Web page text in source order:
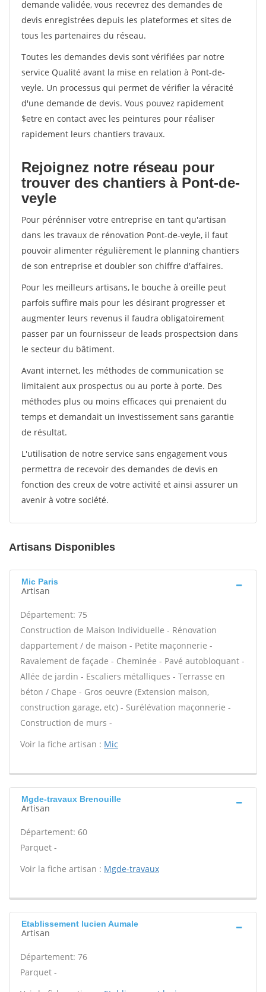
demande validée, vous recevrez des demandes de
devis enregistrées depuis les plateformes et sites de
tous les partenaires du réseau.
Toutes les demandes devis sont vérifiées par notre
service Qualité avant la mise en relation à Pont-de-
veyle. Un processus qui permet de vérifier la véracité
d'une demande de devis. Vous pouvez rapidement
$etre en contact avec les peintures pour réaliser
rapidement leurs chantiers travaux.
Rejoignez notre réseau pour
trouver des chantiers à Pont-de-
veyle
Pour pérénniser votre entreprise en tant qu'artisan
dans les travaux de rénovation Pont-de-veyle, il faut
pouvoir alimenter régulièrement le planning chantiers
de son entreprise et doubler son chiffre d'affaires.
Pour les meilleurs artisans, le bouche à oreille peut
parfois suffire mais pour les désirant progresser et
augmenter leurs revenus il faudra obligatoirement
passer par un fournisseur de leads prospectsion dans
le secteur du bâtiment.
Avant internet, les méthodes de communication se
limitaient aux prospectus ou au porte à porte. Des
méthodes plus ou moins efficaces qui prenaient du
temps et demandait un investissement sans garantie
de résultat.
L'utilisation de notre service sans engagement vous
permettra de recevoir des demandes de devis en
fonction des creux de votre activité et ainsi assurer un
avenir à votre société.
Artisans Disponibles
Mic Paris
Artisan
Département: 75
Construction de Maison Individuelle - Rénovation
dappartement / de maison - Petite maçonnerie -
Ravalement de façade - Cheminée - Pavé autobloquant -
Allée de jardin - Escaliers métalliques - Terrasse en
béton / Chape - Gros oeuvre (Extension maison,
construction garage, etc) - Surélévation maçonnerie -
Construction de murs -
Voir la fiche artisan : Mic
Mgde-travaux Brenouille
Artisan
Département: 60
Parquet -
Voir la fiche artisan : Mgde-travaux
Etablissement lucien Aumale
Artisan
Département: 76
Parquet -